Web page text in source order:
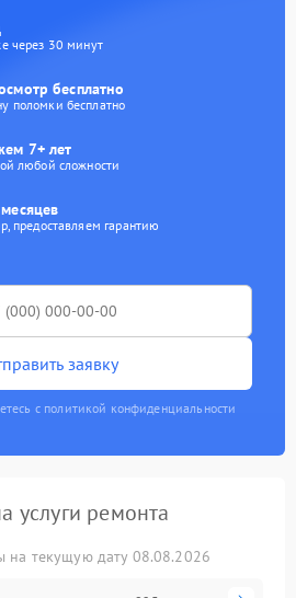
через 30 минут
бесплатно
поломки бесплатно
7+ лет
любой сложности
предоставляем гарантию
заявку
с политикой конфиденциальности
услуги ремонта
на текущую дату 08.08.2026